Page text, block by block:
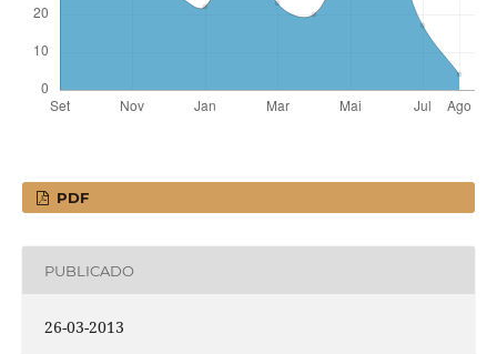
PDF
PUBLICADO
26-03-2013